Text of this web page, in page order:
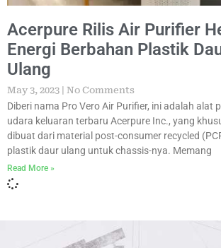
Acerpure Rilis Air Purifier
Energi Berbahan Plastik
Ulang
May 3, 2023 No Comments
Diberi nama Pro Vero Air Purifier, ini adalah alat
udara keluaran terbaru Acerpure Inc., yang
dibuat dari material post-consumer recycled
plastik daur ulang untuk chassis-nya. Memang
Read More »